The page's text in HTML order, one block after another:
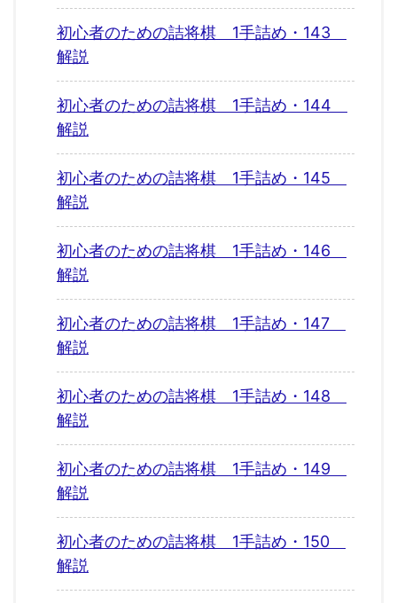
初心者のための詰将棋 1手詰め・143
解説
初心者のための詰将棋 1手詰め・144
解説
初心者のための詰将棋 1手詰め・145
解説
初心者のための詰将棋 1手詰め・146
解説
初心者のための詰将棋 1手詰め・147
解説
初心者のための詰将棋 1手詰め・148
解説
初心者のための詰将棋 1手詰め・149
解説
初心者のための詰将棋 1手詰め・150
解説